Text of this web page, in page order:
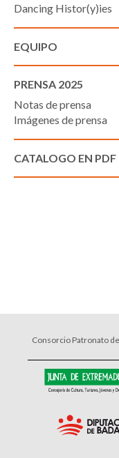
Dancing Histor(y)ies
EQUIPO
PRENSA 2025
Notas de prensa
Imágenes de prensa
CATALOGO EN PDF
Consorcio Patronato